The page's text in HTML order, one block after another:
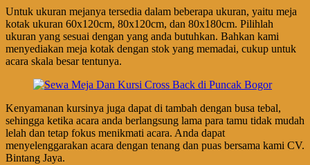
Untuk ukuran mejanya tersedia dalam beberapa ukuran, yaitu meja
kotak ukuran 60x120cm, 80x120cm, dan 80x180cm. Pilihlah
ukuran yang sesuai dengan yang anda butuhkan. Bahkan kami
menyediakan meja kotak dengan stok yang memadai, cukup untuk
acara skala besar tentunya.
Kenyamanan kursinya juga dapat di tambah dengan busa tebal,
sehingga ketika acara anda berlangsung lama para tamu tidak mudah
lelah dan tetap fokus menikmati acara. Anda dapat
menyelenggarakan acara dengan tenang dan puas bersama kami CV.
Bintang Jaya.